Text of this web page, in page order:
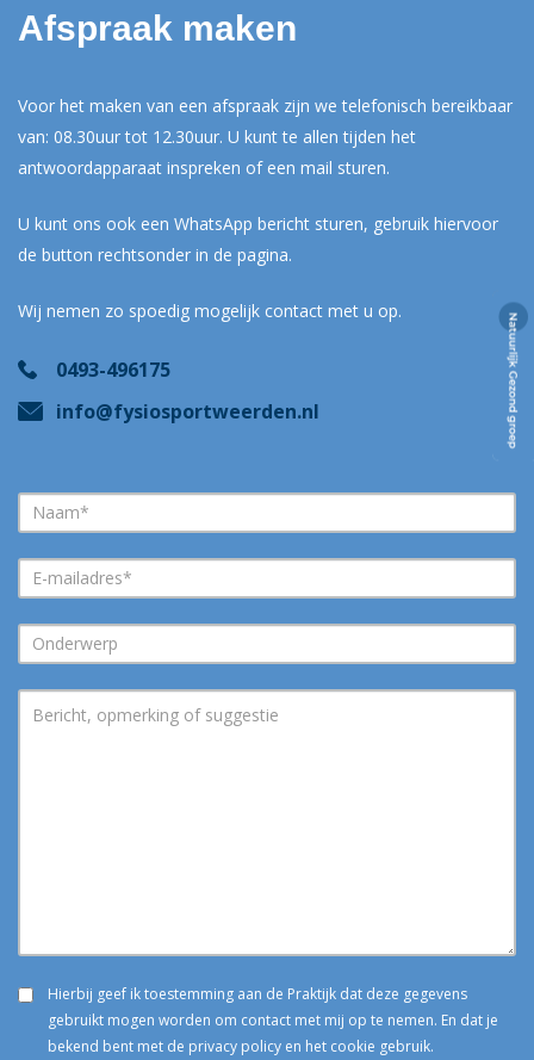
Afspraak maken
Voor het maken van een afspraak zijn we telefonisch bereikbaar
van: 08.30uur tot 12.30uur. U kunt te allen tijden het
antwoordapparaat inspreken of een mail sturen.
U kunt ons ook een WhatsApp bericht sturen, gebruik hiervoor
de button rechtsonder in de pagina.
Wij nemen zo spoedig mogelijk contact met u op.
0493-496175
info@fysiosportweerden.nl
Hierbij geef ik toestemming aan de Praktijk dat deze gegevens
gebruikt mogen worden om contact met mij op te nemen. En dat je
bekend bent met de privacy policy en het cookie gebruik.